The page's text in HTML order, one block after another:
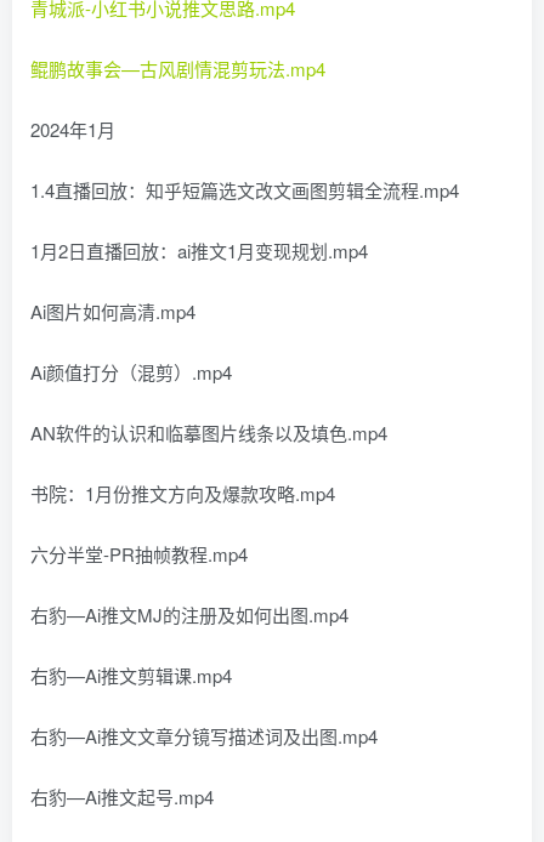
青城派-小红书小说推文思路.mp4
鲲鹏故事会—古风剧情混剪玩法.mp4
2024年1月
1.4直播回放：知乎短篇选文改文画图剪辑全流程.mp4
1月2日直播回放：ai推文1月变现规划.mp4
Ai图片如何高清.mp4
Ai颜值打分（混剪）.mp4
AN软件的认识和临摹图片线条以及填色.mp4
书院：1月份推文方向及爆款攻略.mp4
六分半堂-PR抽帧教程.mp4
右豹—Ai推文MJ的注册及如何出图.mp4
右豹—Ai推文剪辑课.mp4
右豹—Ai推文文章分镜写描述词及出图.mp4
右豹—Ai推文起号.mp4